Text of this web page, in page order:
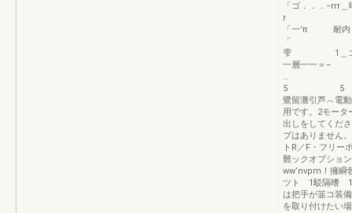
「ゴ．．．−rrr＿
「一
雫 1＿コ艦
一層一一＝−
…
5 5 5一一
鷺留灘引芦︵電
用です。2モータ
出しをしてくだ
プはありません
トR／F・フリー
難ックオプシ
ww’nvpm！擁
ツト 1駁隔嗜
は把手が韮コ装
を取り付けたい